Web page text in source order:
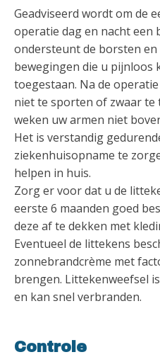
Geadviseerd wordt om de
operatie dag en nacht een
ondersteunt de borsten en
bewegingen die u pijnloos
toegestaan. Na de
niet te sporten of zwaar te
weken uw armen niet
Het is verstandig
ziekenhuisopname te
helpen in huis.
Zorg er voor dat u de
eerste 6 maanden goed
deze af te dekken met
Eventueel de littekens
zonnebrandcrème met
brengen. Littekenweefsel
en kan snel verbranden.
Controle